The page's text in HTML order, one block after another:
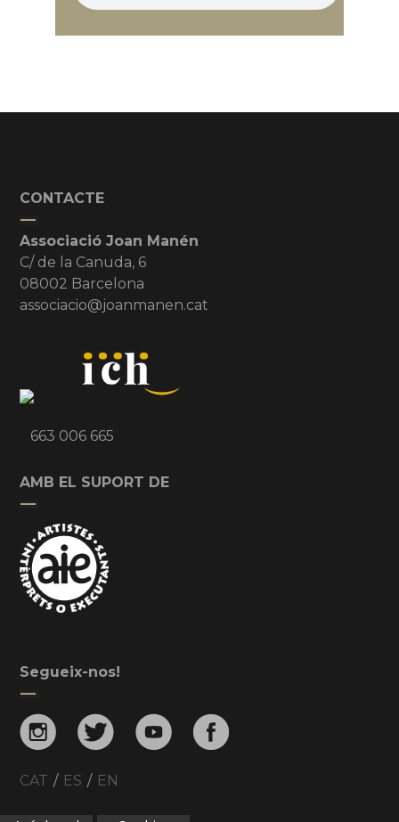
CONTACTE
Associació Joan Manén
C/ de la Canuda, 6
08002 Barcelona
associacio@joanmanen.cat
663 006 665
AMB EL SUPORT DE
Segueix-nos!
CAT / ES / EN